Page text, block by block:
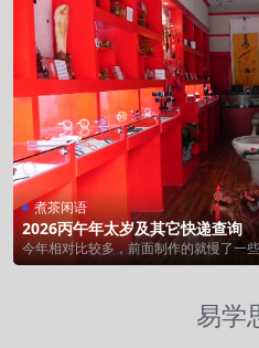
煮茶闲语
2026丙午年太岁及其它快递查询
今年相对比较多，前面制作的就慢了一
的，请在下面...
易学